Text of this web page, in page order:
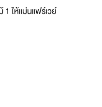
1 ให้แม่นแฟร์เวย์